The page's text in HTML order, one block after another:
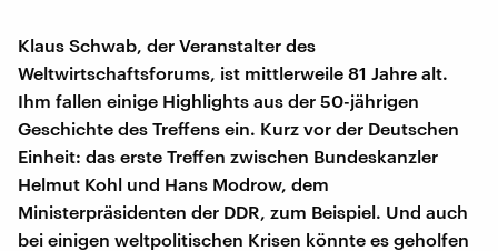
Klaus Schwab, der Veranstalter des
Weltwirtschaftsforums, ist mittlerweile 81 Jahre alt.
Ihm fallen einige Highlights aus der 50-jährigen
Geschichte des Treffens ein. Kurz vor der Deutschen
Einheit: das erste Treffen zwischen Bundeskanzler
Helmut Kohl und Hans Modrow, dem
Ministerpräsidenten der DDR, zum Beispiel. Und auch
bei einigen weltpolitischen Krisen könnte es geholfen